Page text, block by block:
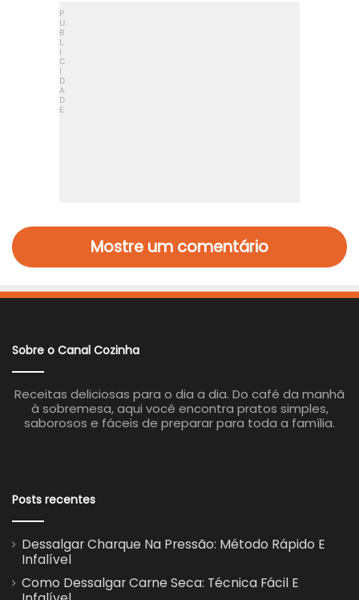
Mostre um comentário
Sobre o Canal Cozinha
Receitas deliciosas para o dia a dia. Do café da manhã
à sobremesa, aqui você encontra pratos simples,
saborosos e fáceis de preparar para toda a família.
Posts recentes
Dessalgar Charque Na Pressão: Método Rápido E
Infalível
Como Dessalgar Carne Seca: Técnica Fácil E